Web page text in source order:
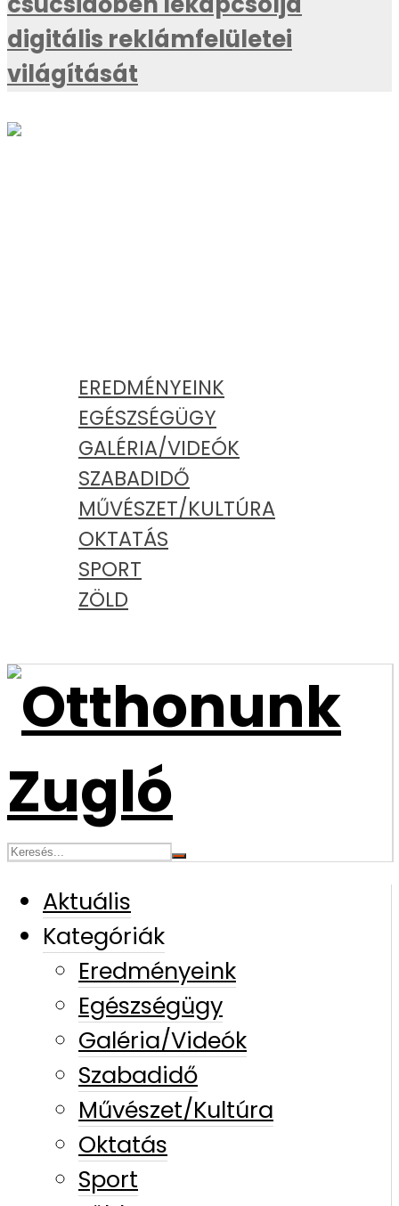
digitális reklámfelületei
világítását
EREDMÉNYEINK
EGÉSZSÉGÜGY
GALÉRIA/VIDEÓK
SZABADIDŐ
MŰVÉSZET/KULTÚRA
OKTATÁS
SPORT
ZÖLD
Aktuális
Kategóriák
Eredményeink
Egészségügy
Galéria/Videók
Szabadidő
Művészet/Kultúra
Oktatás
Sport